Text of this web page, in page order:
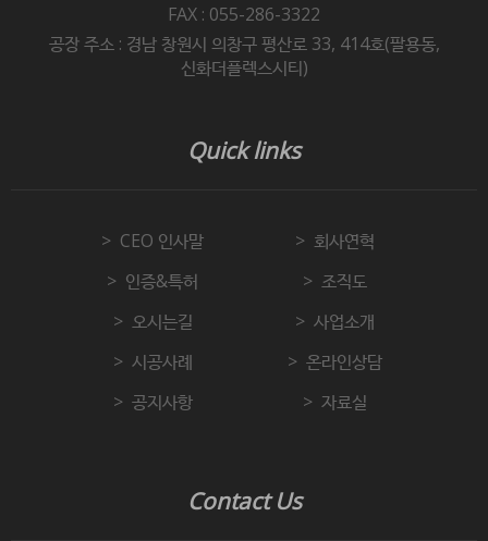
FAX : 055-286-3322
공장 주소 : 경남 창원시 의창구 평산로 33, 414호(팔용동,
신화더플렉스시티)
Quick links
CEO 인사말
회사연혁
인증&특허
조직도
오시는길
사업소개
시공사례
온라인상담
공지사항
자료실
Contact Us